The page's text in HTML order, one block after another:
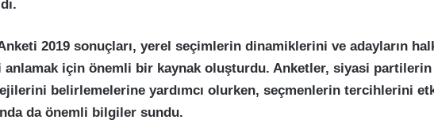
2019 sonuçları, yerel seçimlerin dinamiklerini ve adayların
için önemli bir kaynak oluşturdu. Anketler, siyasi partilerin
belirlemelerine yardımcı olurken, seçmenlerin tercihlerini
da önemli bilgiler sundu.